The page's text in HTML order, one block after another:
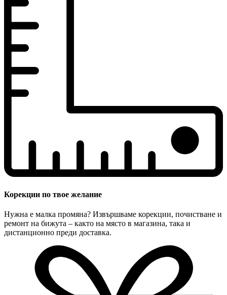
Корекции по твое желание
Нужна е малка промяна? Извършваме корекции, почистване и
ремонт на бижута – както на място в магазина, така и
дистанционно преди доставка.